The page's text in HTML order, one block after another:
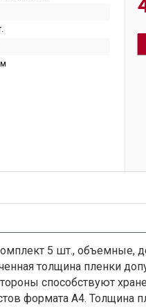
5 шт., объемные,
толщина пленки
способствуют
формата А4. Толщина